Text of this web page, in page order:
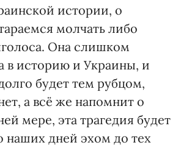
истории, о
молчать либо
Она слишком
в историю и Украины, и
будет тем рубцом,
а всё же напомнит о
мере, эта трагедия будет
наших дней эхом до тех